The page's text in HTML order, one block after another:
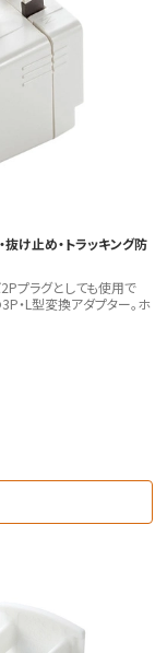
け止め・トラッキング防
プラグとしても使用で
・L型変換アダプター。ホ